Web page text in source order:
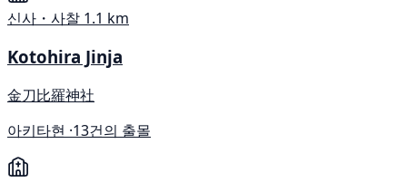
신사・사찰 1.1 km
Kotohira Jinja
金刀比羅神社
아키타현 ·13건의 출몰